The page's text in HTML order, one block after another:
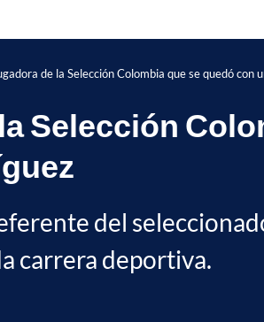
de la Selección Colombia que se quedó con
Selección
del
carrera deportiva.